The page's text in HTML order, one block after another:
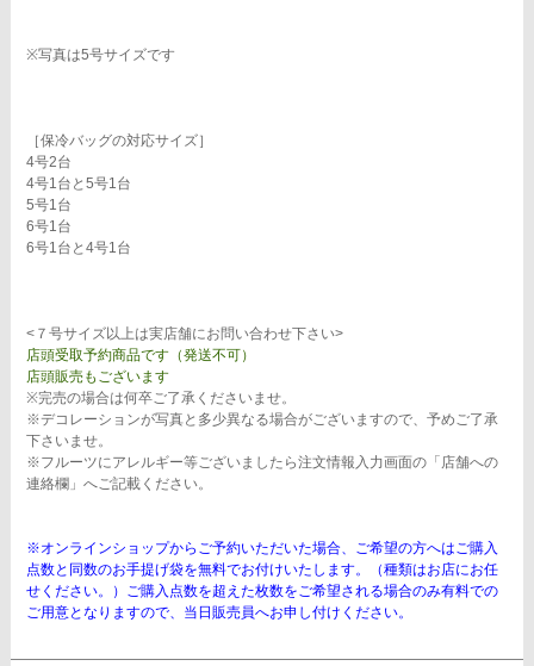
※写真は5号サイズです
［保冷バッグの対応サイズ］
4号2台
4号1台と5号1台
5号1台
6号1台
6号1台と4号1台
<７号サイズ以上は実店舗にお問い合わせ下さい>
店頭受取予約商品です（発送不可）
店頭販売もございます
※完売の場合は何卒ご了承くださいませ。
※デコレーションが写真と多少異なる場合がございますので、予めご了承
下さいませ。
※フルーツにアレルギー等ございましたら注文情報入力画面の「店舗への
連絡欄」へご記載ください。
※オンラインショップからご予約いただいた場合、ご希望の方へはご購入
点数と同数のお手提げ袋を無料でお付けいたします。（種類はお店にお任
せください。）ご購入点数を超えた枚数をご希望される場合のみ有料での
ご用意となりますので、当日販売員へお申し付けください。